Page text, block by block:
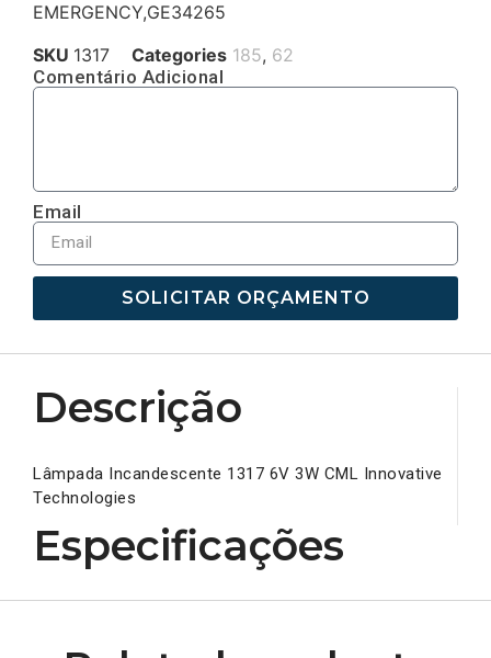
EMERGENCY,GE34265
SKU 1317 Categories 185, 62
Comentário Adicional
Email
SOLICITAR ORÇAMENTO
Descrição
Lâmpada Incandescente 1317 6V 3W CML Innovative
Technologies
Especificações